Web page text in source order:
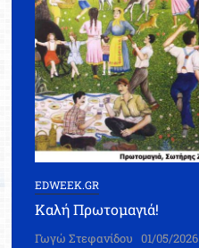
EDWEEK.GR
Καλή Πρωτομαγιά!
Γωγώ Στεφανίδου 01/05/2026